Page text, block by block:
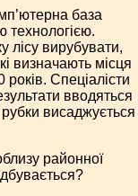
база
технологією.
лісу вирубувати,
визначають місця
Спеціалісти
вводяться
висаджується
районної